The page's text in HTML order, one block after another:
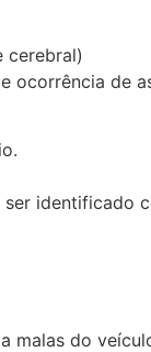
cerebral)
ocorrência de
identificado
malas do